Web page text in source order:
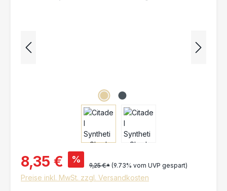
8,35 € %
9,25 €* (9.73% vom UVP gespart)
Preise inkl. MwSt. zzgl. Versandkosten